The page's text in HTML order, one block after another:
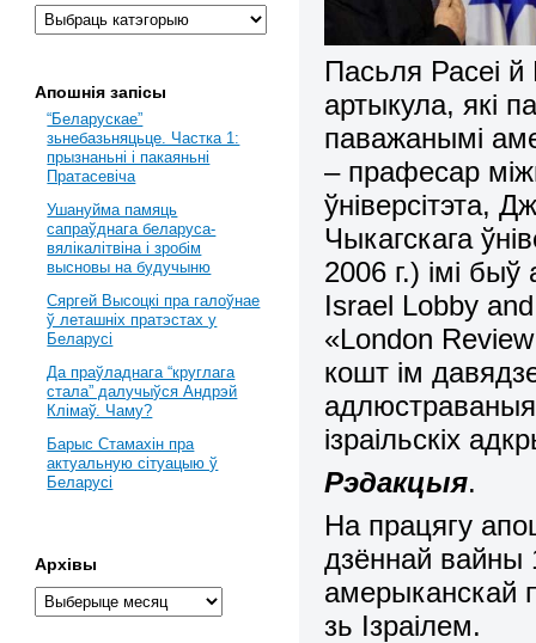
Пасьля Расеі
артыкула, які
паважанымі
– прафесар
ўніверсітэта,
Чыкагскага
2006 г.) імі
Israel Lobby and
«London Review
кошт ім
ізраільскіх
Рэдакцыя.
На працягу
дзённай вайны
амерыканскай
зь Ізраілем.
Апошнія запісы
“Беларускае”
зьнебазьняцьце. Частка 1:
прызнаньні і пакаяньні
Пратасевіча
Ушануйма памяць
сапраўднага беларуса-
вялікалітвіна і зробім
высновы на будучыню
Сяргей Высоцкі пра галоўнае
ў леташніх пратэстах у
Беларусі
Да праўладнага “круглага
стала” далучыўся Андрэй
Клімаў. Чаму?
Барыс Стамахін пра
актуальную сітуацыю ў
Беларусі
Архівы